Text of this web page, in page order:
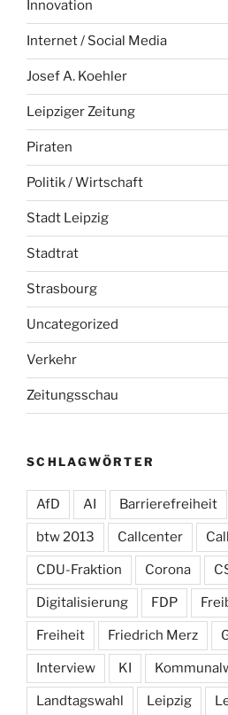
Innovation
Internet / Social Media
Josef A. Koehler
Leipziger Zeitung
Piraten
Politik / Wirtschaft
Stadt Leipzig
Stadtrat
Strasbourg
Uncategorized
Verkehr
Zeitungsschau
SCHLAGWÖRTER
AfD AI Barrierefreiheit
btw 2013 Callcenter
CDU-Fraktion Corona
Digitalisierung FDP
Freiheit Friedrich Merz
Interview KI
Landtagswahl Leipzig